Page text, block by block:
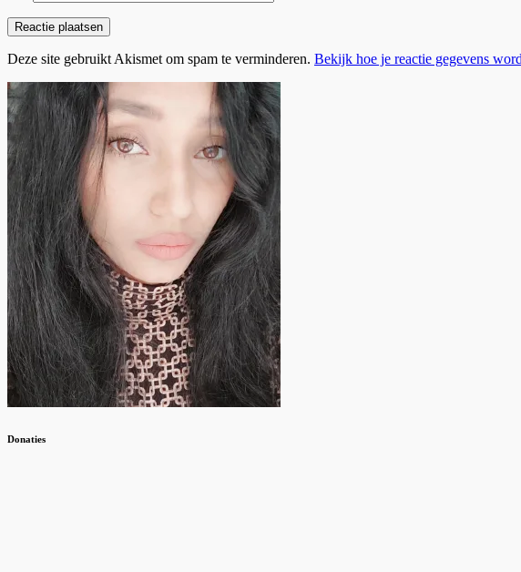
Deze site gebruikt Akismet om spam te verminderen. Bekijk hoe je reactie gegevens
Donaties